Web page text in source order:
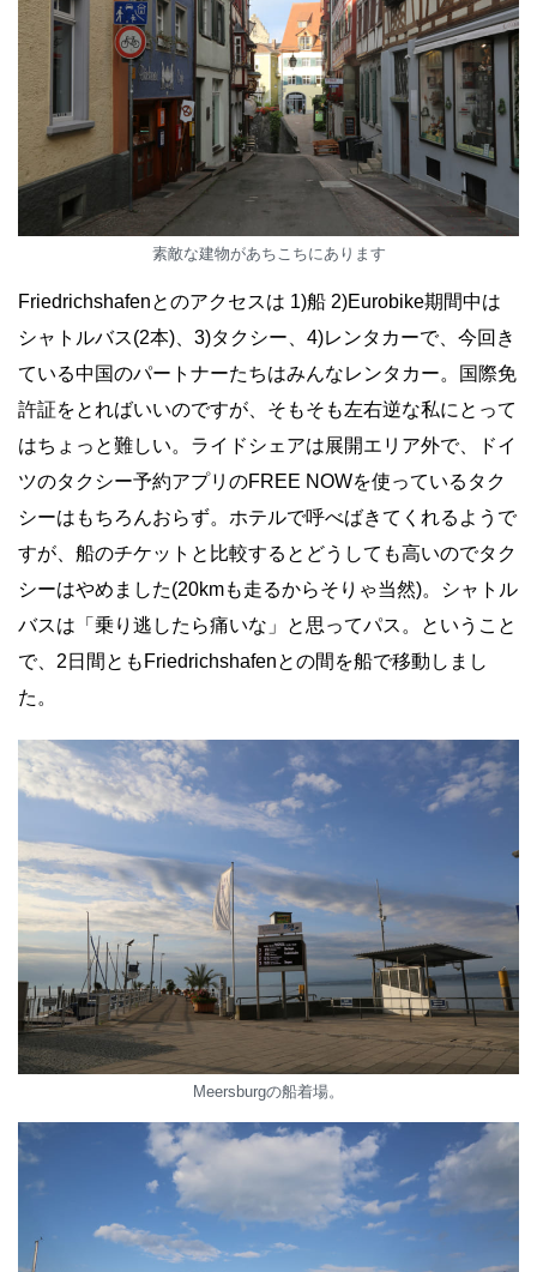
素敵な建物があちこちにあります
Friedrichshafenとのアクセスは 1)船 2)Eurobike期間中は
シャトルバス(2本)、3)タクシー、4)レンタカーで、今回き
ている中国のパートナーたちはみんなレンタカー。国際免
許証をとればいいのですが、そもそも左右逆な私にとって
はちょっと難しい。ライドシェアは展開エリア外で、ドイ
ツのタクシー予約アプリのFREE NOWを使っているタク
シーはもちろんおらず。ホテルで呼べばきてくれるようで
すが、船のチケットと比較するとどうしても高いのでタク
シーはやめました(20kmも走るからそりゃ当然)。シャトル
バスは「乗り逃したら痛いな」と思ってパス。ということ
で、2日間ともFriedrichshafenとの間を船で移動しまし
た。
Meersburgの船着場。